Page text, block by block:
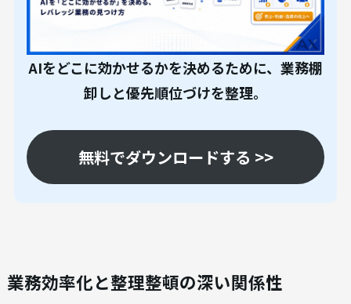
AIをどこに効かせるかを決めるために、業務棚
卸しと優先順位づけを整理。
無料でダウンロードする >>
業務効率化と整理整頓の深い関係性